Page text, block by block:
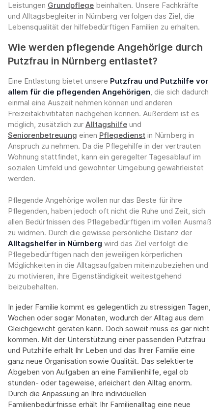
Leistungen Grundpflege beinhalten. Unsere Fachkräfte
und Alltagsbegleiter in Nürnberg verfolgen das Ziel, die
Lebensqualität der hilfebedürftigen Familien zu erhalten.
Wie werden pflegende Angehörige durch
Putzfrau in Nürnberg entlastet?
Eine Entlastung bietet unsere Putzfrau und Putzhilfe vor
allem für die pflegenden Angehörigen, die sich dadurch
einmal eine Auszeit nehmen können und anderen
Freizeitaktivititaten nachgehen können. Außerdem ist es
möglich, zusätzlich zur Alltagshilfe und
Seniorenbetreuung einen Pflegedienst in Nürnberg in
Anspruch zu nehmen. Da die Pflegehilfe in der vertrauten
Wohnung stattfindet, kann ein geregelter Tagesablauf im
sozialen Umfeld und gewohnter Umgebung gewährleistet
werden.
Pflegende Angehörige wollen nur das Beste für ihre
Pflegenden, haben jedoch oft nicht die Ruhe und Zeit, sich
allen Bedürfnissen des Pflegebedürftigen im vollen Ausmaß
zu widmen. Durch die gewisse persönliche Distanz der
Alltagshelfer in Nürnberg wird das Ziel verfolgt die
Pflegebedürftigen nach den jeweiligen körperlichen
Möglichkeiten in die Alltagsaufgaben miteinzubeziehen und
zu motivieren, ihre Eigenständigkeit weitestgehend
beizubehalten.
In jeder Familie kommt es gelegentlich zu stressigen Tagen,
Wochen oder sogar Monaten, wodurch der Alltag aus dem
Gleichgewicht geraten kann. Doch soweit muss es gar nicht
kommen. Mit der Unterstützung einer passenden Putzfrau
und Putzhilfe erhält Ihr Leben und das Ihrer Familie eine
ganz neue Organisation sowie Qualität. Das selektierte
Abgeben von Aufgaben an eine Familienhilfe, egal ob
stunden- oder tageweise, erleichert den Alltag enorm.
Durch die Anpassung an Ihre individuellen
Familienbedürfnisse erhält Ihr Familienalltag eine neue